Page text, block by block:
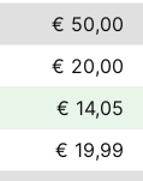
€ 50,00
€ 20,00
€ 14,05
€ 19,99